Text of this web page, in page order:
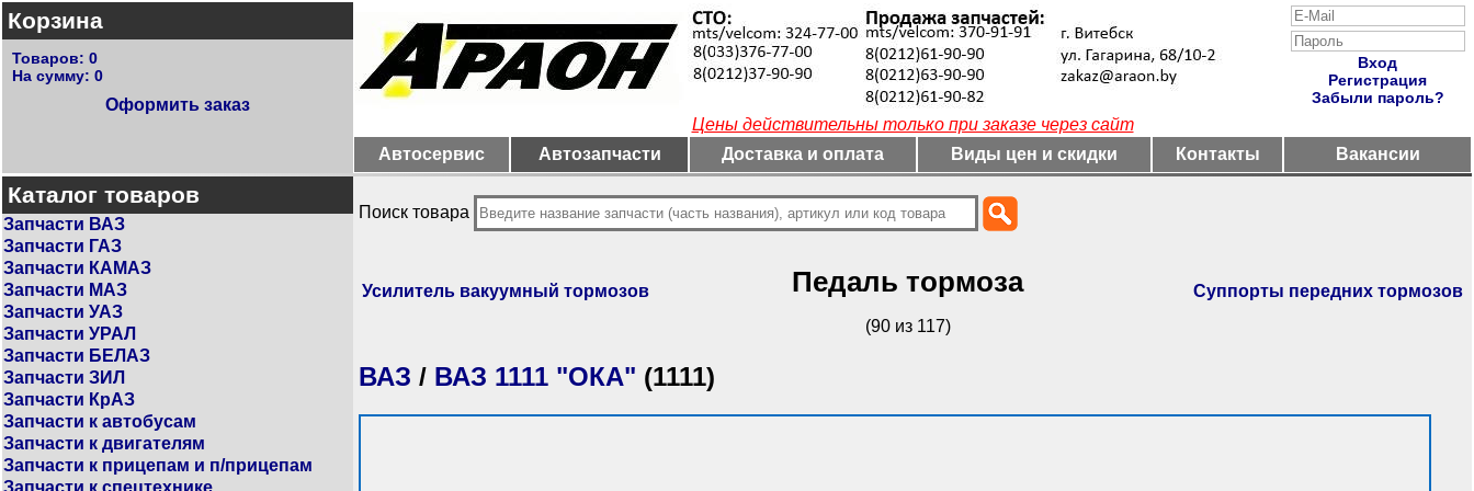
Корзина
Товаров: 0
На сумму: 0
Оформить заказ
Вход
Регистрация
Забыли пароль?
Цены действительны только при заказе через сайт
Автосервис
Автозапчасти Доставка и оплата Виды цен и скидки Контакты Вакансии
Каталог товаров
Запчасти ВАЗ
Запчасти ГАЗ
Запчасти КАМАЗ
Запчасти МАЗ
Запчасти УАЗ
Запчасти УРАЛ
Запчасти БЕЛАЗ
Запчасти ЗИЛ
Запчасти КрАЗ
Запчасти к автобусам
Запчасти к двигателям
Запчасти к прицепам и п/прицепам
Запчасти к спецтехнике
Поиск товара
Усилитель вакуумный тормозов Педаль тормоза
(90 из 117)
Суппорты передних тормозов
ВАЗ / ВАЗ 1111 "ОКА" (1111)